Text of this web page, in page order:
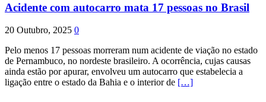
Acidente com autocarro mata 17 pessoas no Brasil
20 Outubro, 2025 0
Pelo menos 17 pessoas morreram num acidente de viação no estado
de Pernambuco, no nordeste brasileiro. A ocorrência, cujas causas
ainda estão por apurar, envolveu um autocarro que estabelecia a
ligação entre o estado da Bahia e o interior de […]